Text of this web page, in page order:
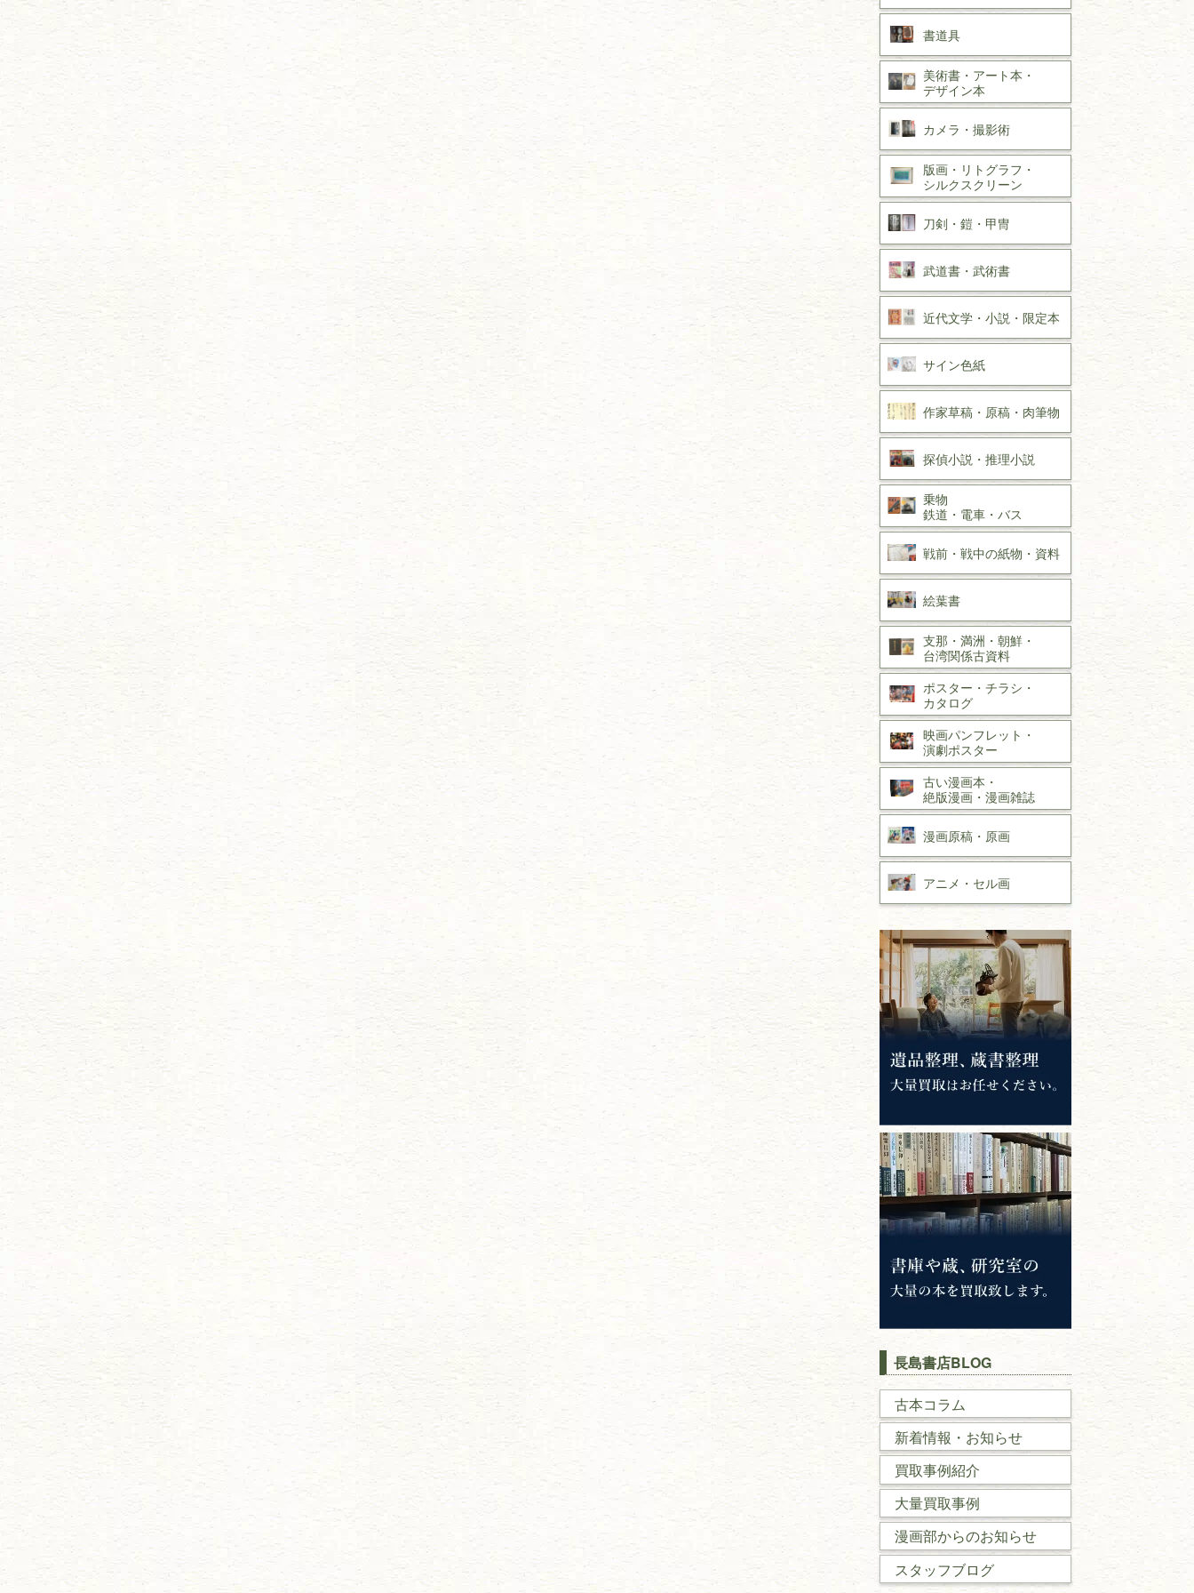
書道具
美術書・アート本・
デザイン本
カメラ・撮影術
版画・リトグラフ・
シルクスクリーン
刀剣・ 鎧・ 甲冑
武道書・ 武術書
近代文学・ 小説・限定本
サイン色紙
作家草稿・原稿・ 肉筆物
探偵小説・ 推理小説
乗物
鉄道・ 電車・ バス
戦前・戦中の紙物・資料
絵葉書
支那・満洲・朝鮮・
台湾関係古資料
ポスター・チラシ・
カタログ
映画パンフレット・
演劇ポスター
古い漫画本・
絶版漫画・漫画雑誌
漫画原稿・ 原画
アニメ・ セル画
長島書店BLOG
古本コラム
新着情報・お知らせ
買取事例紹介
大量買取事例
漫画部からのお知らせ
スタッフブログ